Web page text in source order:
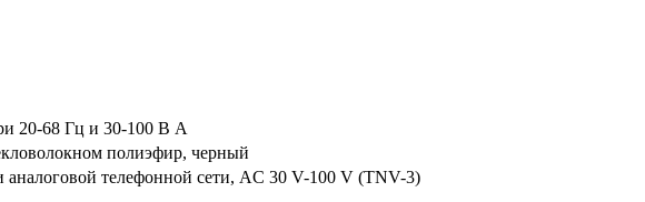
20-68 Гц и 30-100 В А
полиэфир, черный
телефонной сети, AC 30 V-100 V (TNV-3)